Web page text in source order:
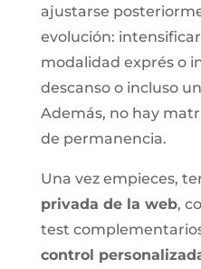
ajustarse
evolución:
modalidad exprés o
descanso o incluso
Además, no hay
de permanencia.
Una vez empieces,
privada de la web,
test
control